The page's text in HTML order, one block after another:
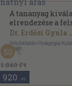
A tananyag
elrendezése a
Dr. Erdősi Gyula
Felsőoktatási Pedagógiai
, 1980
Ragasztott papírkötés
Tanulmányok a felsőoktatás
1.840 Ft
50
920 ,-Ft